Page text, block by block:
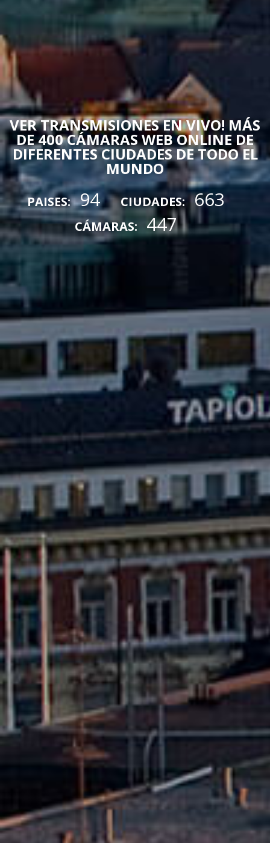
VER TRANSMISIONES EN VIVO! MÁS
DE 400 CÁMARAS WEB ONLINE DE
DIFERENTES CIUDADES DE TODO EL
MUNDO
PAISES: 94 CIUDADES: 663
CÁMARAS: 447